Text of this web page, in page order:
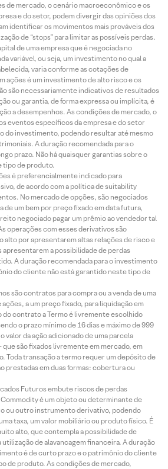
de mercado, o cenário macroeconômico e os
e do setor, podem divergir das opiniões dos
identificar os movimentos mais prováveis dos
de “stops” para limitar as possíveis perdas.
de uma empresa que é negociada no
variável, ou seja, um investimento no qual a
varia conforme as cotações de
ações é um investimento de alto risco e os
são necessariamente indicativos de resultados
ou garantia, de forma expressa ou implícita, é
a desempenhos. As condições de mercado, o
eventos específicos da empresa e do setor
do investimento, podendo resultar até mesmo
A duração recomendada para o
prazo. Não há quaisquer garantias sobre o
tipo de produto.
é preferencialmente indicado para
de acordo com a política de suitability
No mercado de opções, são negociados
de um bem por preço fixado em data futura,
negociado pagar um prêmio ao vendedor tal
operações com esses derivativos são
alto por apresentarem altas relações de risco e
a possibilidade de perdas
A duração recomendada para o investimento
do cliente não está garantido neste tipo de
são contratos para compra ou a venda de uma
a um preço fixado, para liquidação em
do contrato a Termo é livremente escolhido
o prazo mínimo de 16 dias e máximo de 999
valor da ação adicionado de uma parcela
são fixados livremente em mercado, em
Toda transação a termo requer um depósito de
prestadas em duas formas: cobertura ou
Futuros embute riscos de perdas
é um objeto ou determinante de
ou outro instrumento derivativo, podendo
taxa, um valor mobiliário ou produto físico. É
alto, que contempla a possibilidade de
de alavancagem financeira. A duração
é de curto prazo e o patrimônio do cliente
de produto. As condições de mercado,